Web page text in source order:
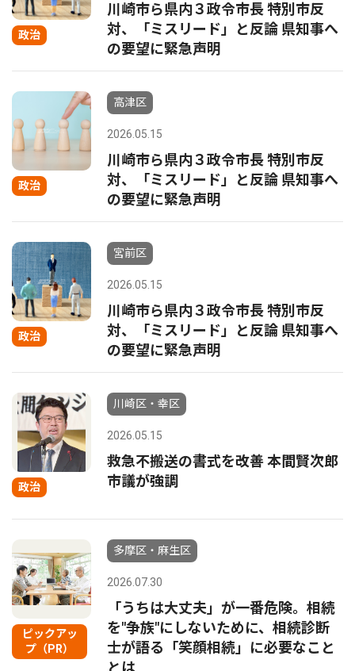
政治
川崎市ら県内３政令市長 特別市反
対、「ミスリード」と反論 県知事へ
の要望に緊急声明
政治
高津区
2026.05.15
川崎市ら県内３政令市長 特別市反
対、「ミスリード」と反論 県知事へ
の要望に緊急声明
政治
宮前区
2026.05.15
川崎市ら県内３政令市長 特別市反
対、「ミスリード」と反論 県知事へ
の要望に緊急声明
政治
川崎区・幸区
2026.05.15
救急不搬送の書式を改善 本間賢次郎
市議が強調
ピックアッ
プ（PR）
多摩区・麻生区
2026.07.30
「うちは大丈夫」が一番危険。相続
を"争族"にしないために、相続診断
士が語る「笑顔相続」に必要なこと
とは